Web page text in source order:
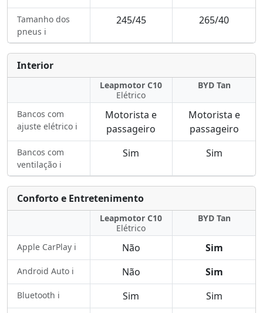
Tamanho dos
pneus ℹ️
245/45 265/40
Interior
Leapmotor C10
Elétrico
BYD Tan
Bancos com
ajuste elétrico ℹ️
Motorista e
passageiro
Motorista e
passageiro
Bancos com
ventilação ℹ️
Sim Sim
Conforto e Entretenimento
Leapmotor C10
Elétrico
BYD Tan
Apple CarPlay ℹ️ Não Sim
Android Auto ℹ️ Não Sim
Bluetooth ℹ️ Sim Sim